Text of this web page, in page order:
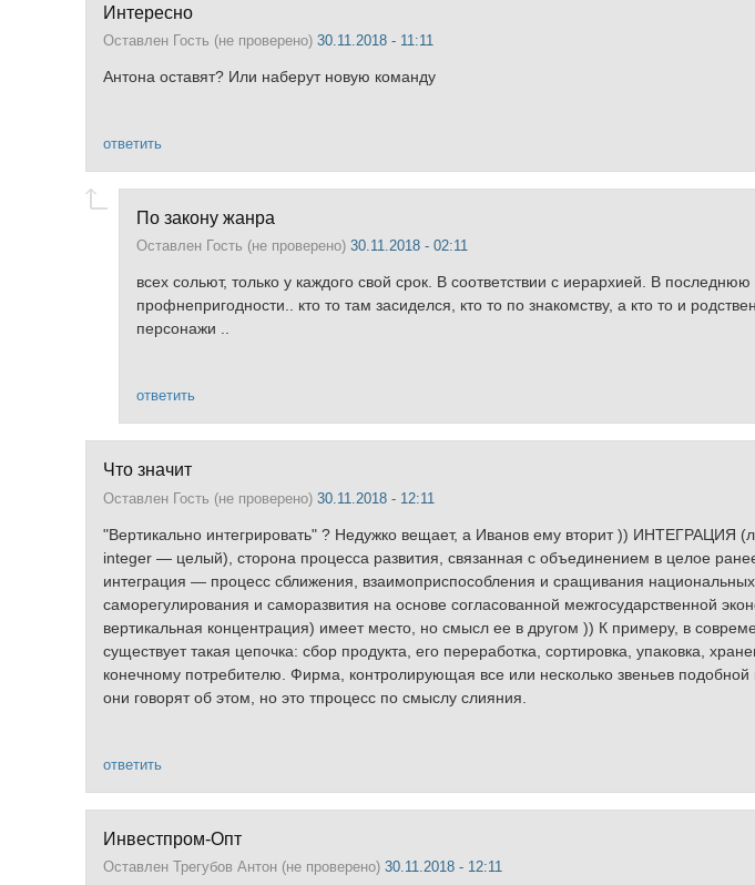
Интересно
Оставлен Гость (не проверено) 30.11.2018 - 11:11
Антона оставят? Или наберут новую команду
ответить
По закону жанра
Оставлен Гость (не проверено) 30.11.2018 - 02:11
всех сольют, только у каждого свой срок. В соответствии с иерархией. В
профнепригодности.. кто то там засиделся, кто то по знакомству, а кто то и
персонажи ..
ответить
Что значит
Оставлен Гость (не проверено) 30.11.2018 - 12:11
"Вертикально интегрировать" ? Недужко вещает, а Иванов ему вторит )) ИНТЕГРАЦИЯ
integer — целый), сторона процесса развития, связанная с объединением в целое
интеграция — процесс сближения, взаимоприспособления и сращивания
саморегулирования и саморазвития на основе согласованной межгосударственной
вертикальная концентрация) имеет место, но смысл ее в другом )) К примеру, в
существует такая цепочка: сбор продукта, его переработка, сортировка, упаковка,
конечному потребителю. Фирма, контролирующая все или несколько звеньев
они говорят об этом, но это тпроцесс по смыслу слияния.
ответить
Инвестпром-Опт
Оставлен Трегубов Антон (не проверено) 30.11.2018 - 12:11